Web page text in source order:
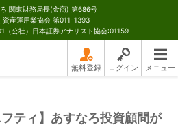
関東財務局長(金商) 第686号
資産運用業協会 第011-1393
（公社）日本証券アナリスト協会:01159
無料登録 ログイン メニュー
フティ】あすなろ投資顧問が